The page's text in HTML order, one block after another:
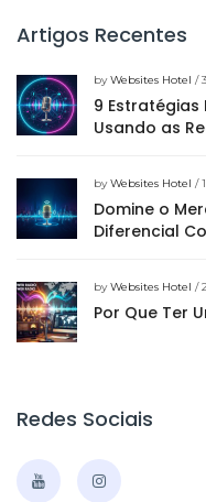
Artigos Recentes
byWebsites Hotel /
9
Usando as
byWebsites Hotel /
Domine o
Diferencial
byWebsites Hotel /
Por Que Ter
Redes Sociais